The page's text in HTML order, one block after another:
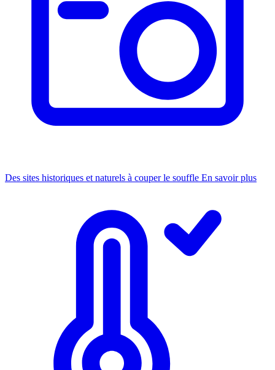
Des sites historiques et naturels à couper le souffle En savoir plus